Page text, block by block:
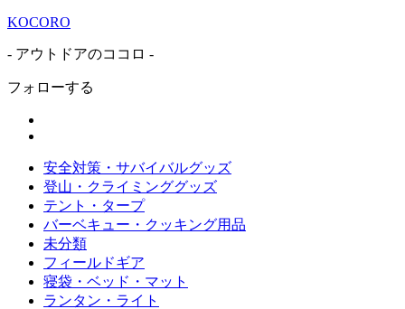
KOCORO
- アウトドアのココロ -
フォローする
安全対策・サバイバルグッズ
登山・クライミンググッズ
テント・タープ
バーベキュー・クッキング用品
未分類
フィールドギア
寝袋・ベッド・マット
ランタン・ライト